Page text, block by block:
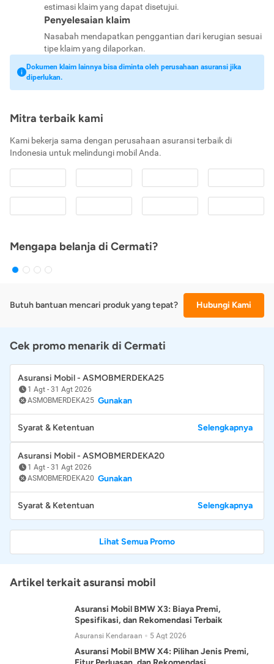
estimasi klaim yang dapat disetujui.
Penyelesaian klaim
Nasabah mendapatkan penggantian dari kerugian sesuai
tipe klaim yang dilaporkan.
Dokumen klaim lainnya bisa diminta oleh perusahaan asuransi jika
diperlukan.
Mitra terbaik kami
Kami bekerja sama dengan perusahaan asuransi terbaik di
Indonesia untuk melindungi mobil Anda.
Mengapa belanja di Cermati?
Butuh bantuan mencari produk yang tepat? Hubungi Kami
Cek promo menarik di Cermati
Asuransi Mobil - ASMOBMERDEKA25
1 Agt - 31 Agt 2026
ASMOBMERDEKA25 Gunakan
Syarat & Ketentuan Selengkapnya
Asuransi Mobil - ASMOBMERDEKA20
1 Agt - 31 Agt 2026
ASMOBMERDEKA20 Gunakan
Syarat & Ketentuan Selengkapnya
Lihat Semua Promo
Artikel terkait asuransi mobil
Asuransi Mobil BMW X3: Biaya Premi,
Spesifikasi, dan Rekomendasi Terbaik
Asuransi Kendaraan 5 Agt 2026
Asuransi Mobil BMW X4: Pilihan Jenis Premi,